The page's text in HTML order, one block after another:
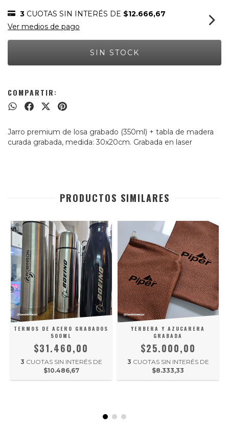
3 CUOTAS SIN INTERÉS DE $12.666,67
Ver medios de pago
COMPARTIR:
Jarro premium de losa grabado (350ml) + tabla de madera
curada grabada, medida: 30x20cm. Grabada en laser
PRODUCTOS SIMILARES
TERMOS DE ACERO GRABADOS
500ML
$31.460,00
3 CUOTAS SIN INTERÉS DE
$10.486,67
YERBERA Y AZUCARERA
GRABADA
$25.000,00
3 CUOTAS SIN INTERÉS DE
$8.333,33